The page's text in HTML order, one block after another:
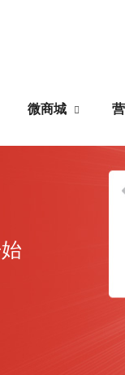
微商城
公众号搭建